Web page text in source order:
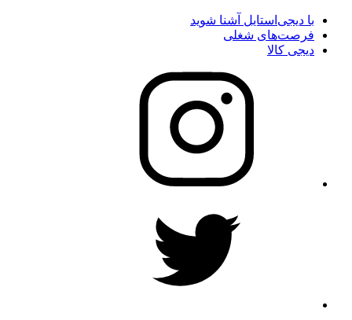
با دیجی‌استایل آشنا شوید
فرصت‌های شغلی
دیجی کالا